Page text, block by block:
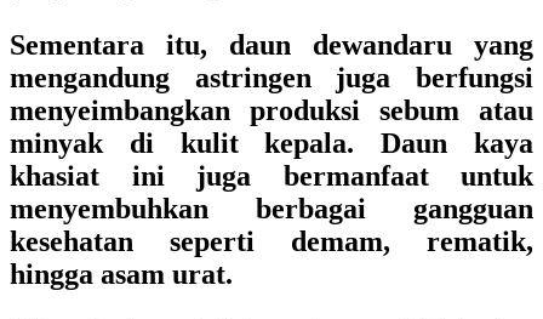
Sementara itu, daun dewandaru yang
mengandung astringen juga berfungsi
menyeimbangkan produksi sebum atau
minyak di kulit kepala. Daun kaya
khasiat ini juga bermanfaat untuk
menyembuhkan berbagai gangguan
kesehatan seperti demam, rematik,
hingga asam urat.